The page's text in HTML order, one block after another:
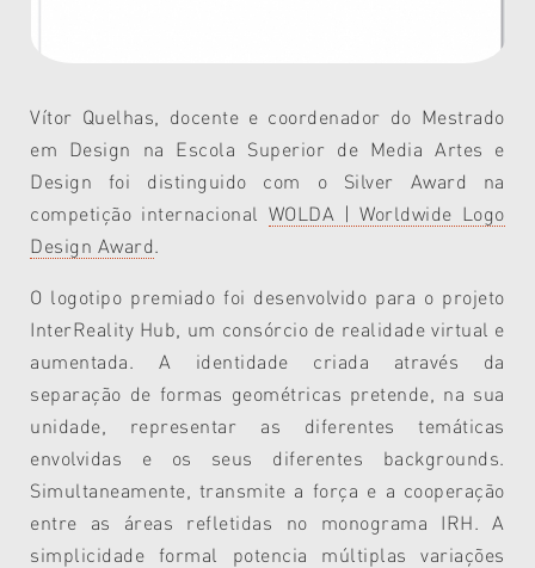
Vítor Quelhas, docente e coordenador do Mestrado
em Design na Escola Superior de Media Artes e
Design foi distinguido com o Silver Award na
competição internacional WOLDA | Worldwide Logo
Design Award.
O logotipo premiado foi desenvolvido para o projeto
InterReality Hub, um consórcio de realidade virtual e
aumentada. A identidade criada através da
separação de formas geométricas pretende, na sua
unidade, representar as diferentes temáticas
envolvidas e os seus diferentes backgrounds.
Simultaneamente, transmite a força e a cooperação
entre as áreas refletidas no monograma IRH. A
simplicidade formal potencia múltiplas variações